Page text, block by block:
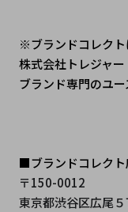
※ブランドコレクト
株式会社トレジャ
ブランド専門のユー
■ブランドコレクト
〒150-0012
東京都渋谷区広尾